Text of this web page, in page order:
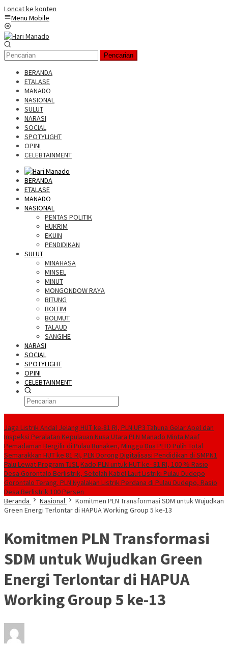
Loncat ke konten
Menu Mobile
Pencarian
BERANDA
ETALASE
MANADO
NASIONAL
SULUT
NARASI
SOCIAL
SPOTYLIGHT
OPINI
CELEBTAINMENT
BERANDA
ETALASE
MANADO
NASIONAL
PENTAS POLITIK
HUKRIM
EKUIN
PENDIDIKAN
SULUT
MINAHASA
MINSEL
MINUT
MONGONDOW RAYA
BITUNG
BOLTIM
BOLMUT
TALAUD
SANGIHE
NARASI
SOCIAL
SPOTYLIGHT
OPINI
CELEBTAINMENT
Jaga Listrik Andal Jelang HUT ke-81 RI, PLN UP3 Tahuna Gelar Apel dan
Inspeksi Peralatan Kepulauan Nusa Utara PLN Manado Minta Maaf
Pemadaman Bergilir di Pulau Bunaken, Minggu Dua PLTD Pulih Total
Semarakkan HUT ke 81 RI, PLN Dorong Digitalisasi Pendidikan di SMPN1
Palu Lewat Program TJSLKado PLN untuk HUT ke- 81 RI, 100 % Rasio
Desa Gorontalo Berlistrik, Setelah Kabel Laut Listriki Pulau Dudepo
Gorontalo Terang. PLN Nyalakan Listrik Perdana di Pulau Dudepo, Rasio
Desa Berlistrik 100 Persen
Beranda
Nasional
Komitmen PLN Transformasi SDM untuk Wujudkan
Green Energi Terlontar di HAPUA Working Group 5 ke-13
Komitmen PLN Transformasi
SDM untuk Wujudkan Green
Energi Terlontar di HAPUA
Working Group 5 ke-13